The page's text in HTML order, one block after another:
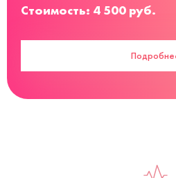
Стоимость: 4 500 руб.